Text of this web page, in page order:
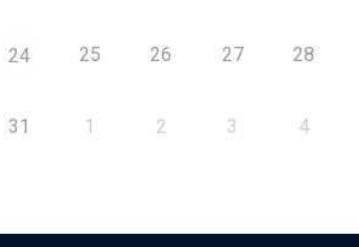
24 25 26 27 28
31 1 2 3 4